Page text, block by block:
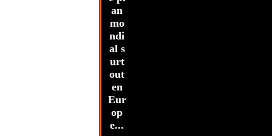
an
mo
ndi
al s
urt
out
en
Eur
op
e...